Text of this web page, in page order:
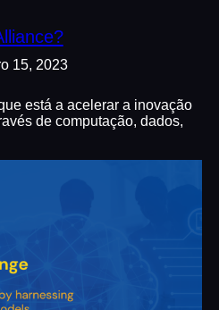
15, 2023
está a acelerar a inovação
de computação, dados,